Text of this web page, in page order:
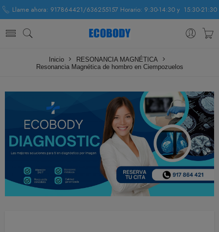
Llame ahora: 917864421/636255157 Horario: 9:30-14:30 y 15:30-21:30
Inicio
RESONANCIA MAGNÉTICA
Resonancia Magnética de hombro en Ciempozuelos